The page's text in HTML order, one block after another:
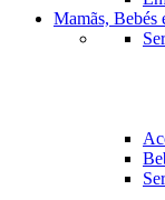
Mamãs, Bebés